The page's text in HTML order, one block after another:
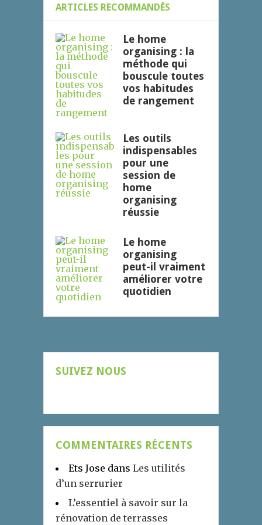
ARTICLES RECOMMANDÉS
Le home
organising : la
méthode qui
bouscule toutes
vos habitudes
de rangement
Les outils
indispensables
pour une
session de
home
organising
réussie
Le home
organising
peut-il vraiment
améliorer votre
quotidien
SUIVEZ NOUS
COMMENTAIRES RÉCENTS
Ets Jose dans Les utilités
d’un serrurier
L’essentiel à savoir sur la
rénovation de terrasses